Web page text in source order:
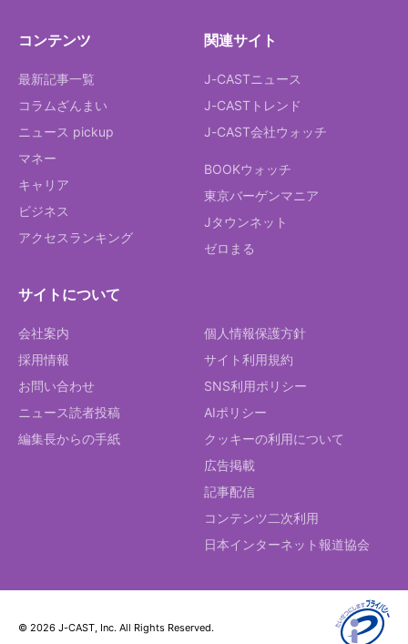
コンテンツ
最新記事一覧
コラムざんまい
ニュース pickup
マネー
キャリア
ビジネス
アクセスランキング
関連サイト
J-CASTニュース
J-CASTトレンド
J-CAST会社ウォッチ
BOOKウォッチ
東京バーゲンマニア
Jタウンネット
ゼロまる
サイトについて
会社案内
採用情報
お問い合わせ
ニュース読者投稿
編集長からの手紙
個人情報保護方針
サイト利用規約
SNS利用ポリシー
AIポリシー
クッキーの利用について
広告掲載
記事配信
コンテンツ二次利用
日本インターネット報道協会
© 2026 J-CAST, Inc. All Rights Reserved.